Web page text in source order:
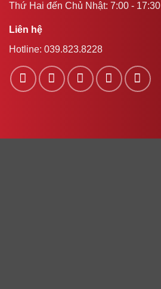
Thứ Hai đến Chủ Nhật: 7:00 - 17:30
Liên hệ
Hotline: 039.823.8228